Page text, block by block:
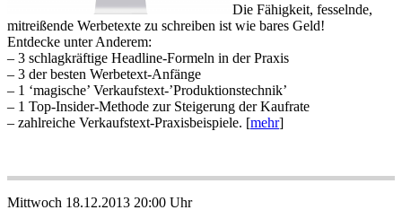
Die Fähigkeit, fesselnde,
mitreißende Werbetexte zu schreiben ist wie bares Geld!
Entdecke unter Anderem:
– 3 schlagkräftige Headline-Formeln in der Praxis
– 3 der besten Werbetext-Anfänge
– 1 ‘magische’ Verkaufstext-’Produktionstechnik’
– 1 Top-Insider-Methode zur Steigerung der Kaufrate
– zahlreiche Verkaufstext-Praxisbeispiele. [mehr]
Mittwoch 18.12.2013 20:00 Uhr